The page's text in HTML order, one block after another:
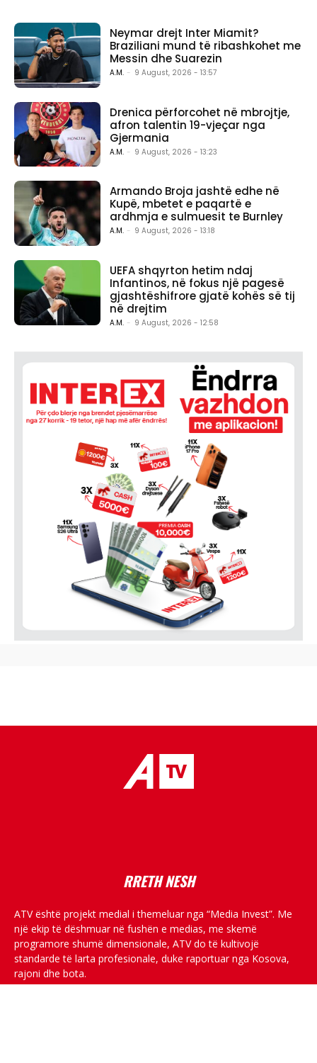
Neymar drejt Inter Miamit?
Braziliani mund të ribashkohet me
Messin dhe Suarezin
A.M. - 9 August, 2026 - 13:57
Drenica përforcohet në mbrojtje,
afron talentin 19-vjeçar nga
Gjermania
A.M. - 9 August, 2026 - 13:23
Armando Broja jashtë edhe në
Kupë, mbetet e paqartë e
ardhmja e sulmuesit te Burnley
A.M. - 9 August, 2026 - 13:18
UEFA shqyrton hetim ndaj
Infantinos, në fokus një pagesë
gjashtëshifrore gjatë kohës së tij
në drejtim
A.M. - 9 August, 2026 - 12:58
RRETH NESH
ATV është projekt medial i themeluar nga “Media Invest”. Me
një ekip të dëshmuar në fushën e medias, me skemë
programore shumë dimensionale, ATV do të kultivojë
standarde të larta profesionale, duke raportuar nga Kosova,
rajoni dhe bota.